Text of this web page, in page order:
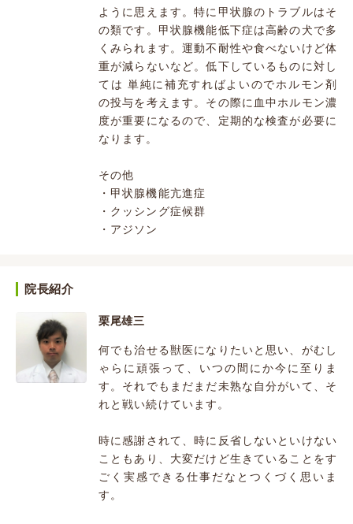
ように思えます。特に甲状腺のトラブルはそ
の類です。甲状腺機能低下症は高齢の犬で多
くみられます。運動不耐性や食べないけど体
重が減らないなど。低下しているものに対し
ては 単純に補充すればよいのでホルモン剤
の投与を考えます。その際に血中ホルモン濃
度が重要になるので、定期的な検査が必要に
なります。
その他
・甲状腺機能亢進症
・クッシング症候群
・アジソン
院長紹介
栗尾雄三
何でも治せる獣医になりたいと思い、がむし
ゃらに頑張って、いつの間にか今に至りま
す。それでもまだまだ未熟な自分がいて、そ
れと戦い続けています。
時に感謝されて、時に反省しないといけない
こともあり、大変だけど生きていることをす
ごく実感できる仕事だなとつくづく思いま
す。